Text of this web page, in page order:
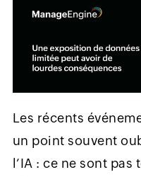
Les récents
un point souvent
l’IA : ce ne sont